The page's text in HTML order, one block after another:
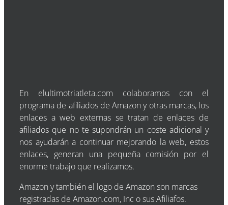
En elultimotriatleta.com colaboramos con el
programa de afiliados de Amazon y otras marcas, los
enlaces a web externas se tratan de enlaces de
afiliados que no te supondrán un coste adicional y
nos ayudarán a continuar mejorando la web, estos
enlaces, generan una pequeña comisión por el
enorme trabajo que realizamos.
Amazon y también el logo de Amazon son marcas
registradas de Amazon.com, Inc o sus Afiliafos.